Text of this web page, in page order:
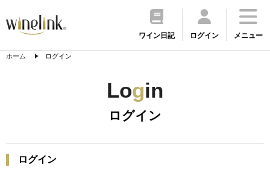
ワイン日記 ログイン メニュー
ホーム ログイン
Login
ログイン
ログイン